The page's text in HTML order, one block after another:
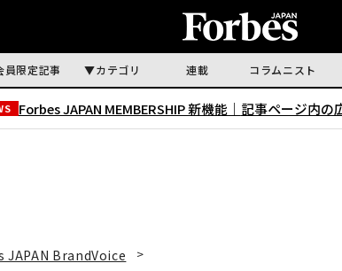
員限定記事 カテゴリ 連載 コラムニスト
Forbes JAPAN MEMBERSHIP 新機能｜ 記事ページ内の
JAPAN BrandVoice